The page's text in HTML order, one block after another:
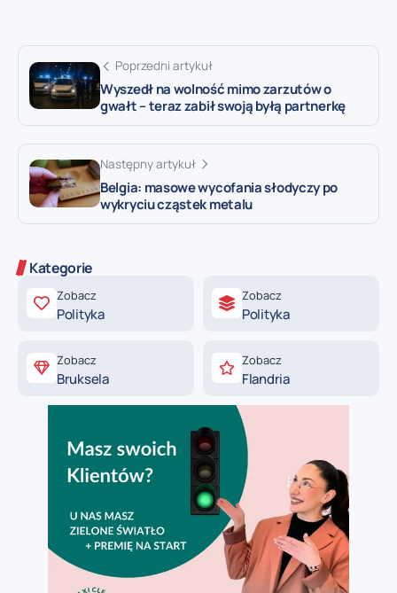
Poprzedni artykuł
Wyszedł na wolność mimo zarzutów o
gwałt – teraz zabił swoją byłą partnerkę
Następny artykuł
Belgia: masowe wycofania słodyczy po
wykryciu cząstek metalu
Kategorie
Zobacz
Polityka
Zobacz
Polityka
Zobacz
Bruksela
Zobacz
Flandria